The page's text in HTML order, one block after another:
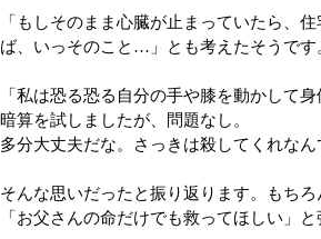
「もしそのまま心臓が止まっていたら、
ば、いっそのこと…」とも考えたそうです
「私は恐る恐る自分の手や膝を動かして
暗算を試しましたが、問題なし。
多分大丈夫だな。さっきは殺してくれな
そんな思いだったと振り返ります。もちろ
「お父さんの命だけでも救ってほしい」